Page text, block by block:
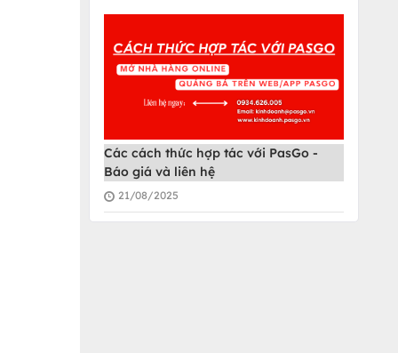
Các cách thức hợp tác với PasGo -
Báo giá và liên hệ
21/08/2025